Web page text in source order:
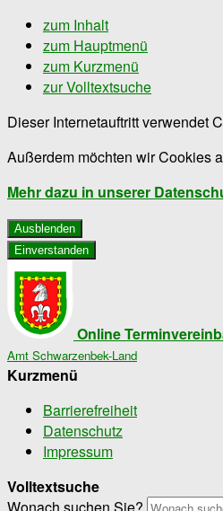
zum Inhalt
zum Hauptmenü
zum Kurzmenü
zur Volltextsuche
Dieser Internetauftritt verwendet
Außerdem möchten wir Cookies
Mehr dazu in unserer
Ausblenden
Einverstanden
Online
Amt Schwarzenbek-Land
Kurzmenü
Barrierefreiheit
Datenschutz
Impressum
Volltextsuche